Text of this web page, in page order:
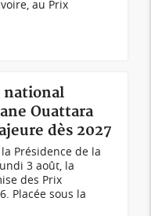
au Prix
national
Ouattara
dès 2027
Présidence de la
3 août, la
des Prix
Placée sous la